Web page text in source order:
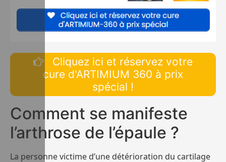
Cliquez ici et réservez votre
cure d'ARTIMIUM 360 à prix
spécial !
Comment se manifeste
l’arthrose de l’épaule ?
La personne victime d’une détérioration du cartilage